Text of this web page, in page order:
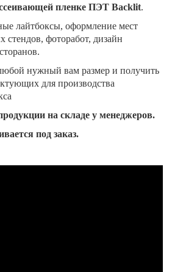
пленке ПЭТ Backlit.
лайтбоксы, оформление мест
стендов, фоторабот, дизайн
нужный вам размер и получить
для производства
на складе у менеджеров.
под заказ.